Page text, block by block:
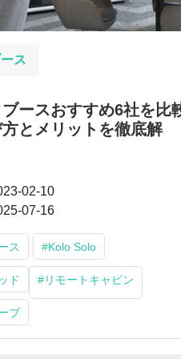
ス
ースおすすめ6社を比
方とメリットを徹底解
02-10
07-16
ス #Kolo Solo
ド #リモートキャビン
ブ